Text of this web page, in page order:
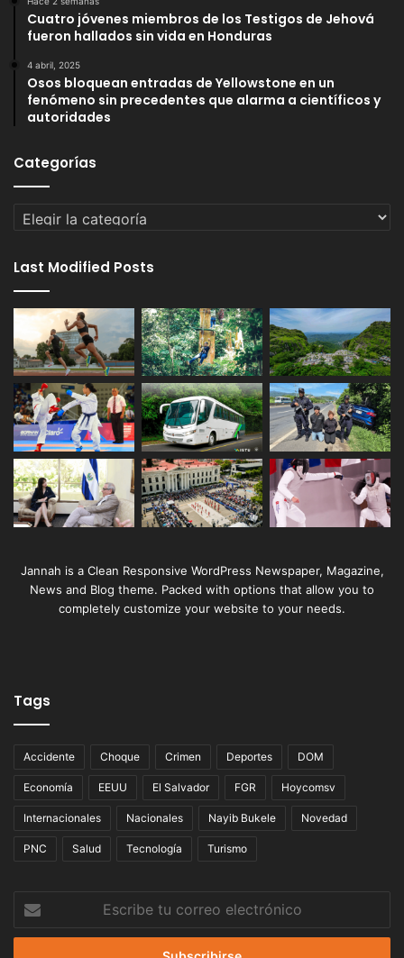
Cuatro jóvenes miembros de los Testigos de Jehová
fueron hallados sin vida en Honduras
4 abril, 2025
Osos bloquean entradas de Yellowstone en un
fenómeno sin precedentes que alarma a científicos y
autoridades
Categorías
Categorías
Last Modified Posts
Jannah is a Clean Responsive WordPress Newspaper, Magazine,
News and Blog theme. Packed with options that allow you to
completely customize your website to your needs.
Tags
Accidente Choque Crimen Deportes DOM
Economía EEUU El Salvador FGR Hoycomsv
Internacionales Nacionales Nayib Bukele Novedad
PNC Salud Tecnología Turismo
correo